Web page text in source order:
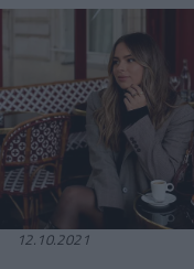
12.10.2021